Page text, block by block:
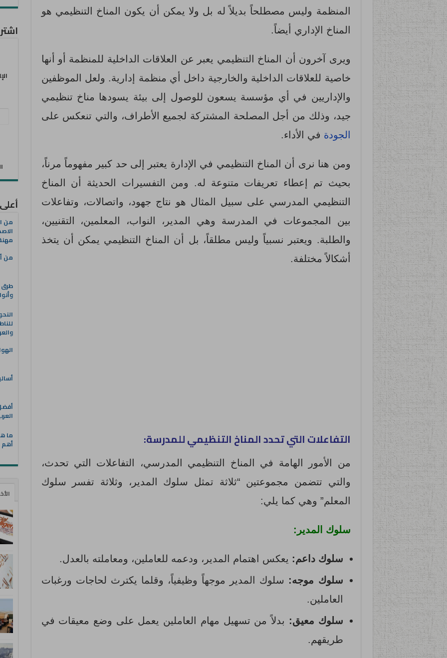
المنظمة وليس مصطلحاً بديلاً له بل ولا يمكن أن يكون المناخ التنظيمي هو
المناخ الإداري أيضاً.
ويرى آخرون أن المناخ التنظيمي يعبر عن العلاقات الداخلية للمنظمة أو أنها
خاصية للعلاقات الداخلية والخارجية داخل أي منظمة إدارية. ولعل الموظفين
والإداريين في أي مؤسسة يسعون للوصول إلى بيئة يسودها مناخ تنظيمي
جيد، وذلك من أجل المصلحة المشتركة لجميع الأطراف، والتي تنعكس على
الجودة في الأداء.
ومن هنا نرى أن المناخ التنظيمي في الإدارة يعتبر إلى حد كبير مفهوماً مرناً،
بحيث تم إعطاء تعريفات متنوعة له. ومن التفسيرات الحديثة أن المناخ
التنظيمي المدرسي على سبيل المثال هو نتاج جهود، واتصالات، وتفاعلات
بين المجموعات في المدرسة وهي المدير، النواب، المعلمين، التقنيين،
والطلبة. ويعتبر نسبياً وليس مطلقاً، بل أن المناخ التنظيمي يمكن أن يتخذ
أشكالاً مختلفة.
التفاعلات التي تحدد المناخ التنظيمي للمدرسة:
من الأمور الهامة في المناخ التنظيمي المدرسي، التفاعلات التي تحدث،
والتي تتضمن مجموعتين “ثلاثة تمثل سلوك المدير، وثلاثة تفسر سلوك
المعلم” وهي كما يلي:
سلوك المدير:
سلوك داعم: يعكس اهتمام المدير، ودعمه للعاملين، ومعاملته بالعدل.
سلوك موجه: سلوك المدير موجهاً وظيفياً، وقلما يكترث لحاجات ورغبات
العاملين.
سلوك معيق: بدلاً من تسهيل مهام العاملين يعمل على وضع معيقات في
طريقهم.
من
من
طرق
ما
أهم